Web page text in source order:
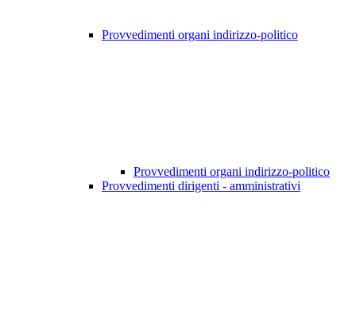
Provvedimenti organi indirizzo-politico
Provvedimenti organi indirizzo-politico
Provvedimenti dirigenti - amministrativi